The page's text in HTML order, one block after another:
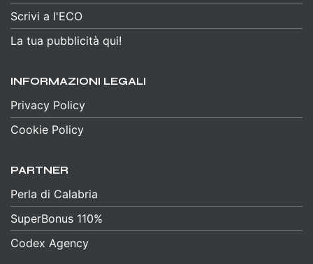
Scrivi a l'ECO
La tua pubblicità qui!
INFORMAZIONI LEGALI
Privacy Policy
Cookie Policy
PARTNER
Perla di Calabria
SuperBonus 110%
Codex Agency